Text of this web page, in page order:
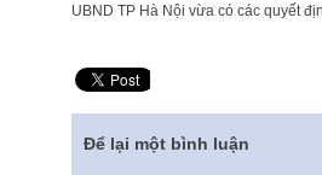
UBND TP Hà Nội vừa có các quyết
Để lại một bình luận